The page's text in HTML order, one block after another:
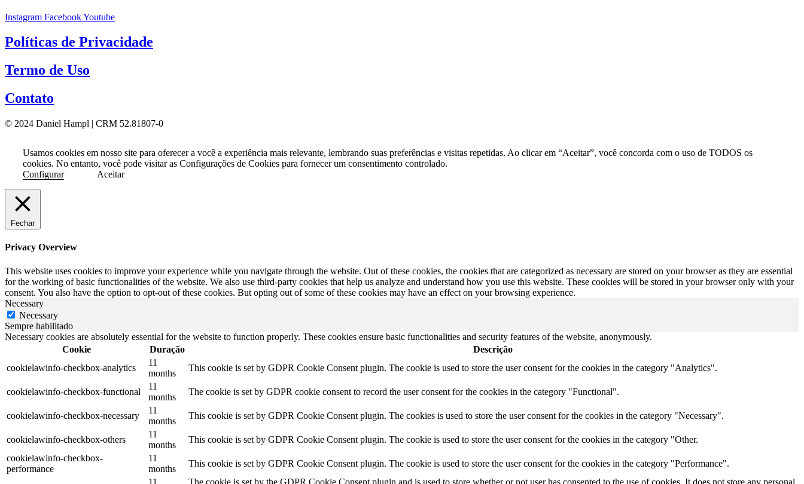
Instagram FacebookYoutube
Políticas de Privacidade
Termo de Uso
Contato
© 2024 Daniel Hampl | CRM 52.81807-0
Usamos cookies em nosso site para oferecer a você a experiência mais relevante, lembrando suas preferências e visitas repetidas. Ao clicar em “Aceitar”, você concorda com o uso de TODOS os
cookies. No entanto, você pode visitar as Configurações de Cookies para fornecer um consentimento controlado.
Configurar
Aceitar
Fechar
Privacy Overview
This website uses cookies to improve your experience while you navigate through the website. Out of these cookies, the cookies that are categorized as necessary are stored on your browser as they are essential
for the working of basic functionalities of the website. We also use third-party cookies that help us analyze and understand how you use this website. These cookies will be stored in your browser only with your
consent. You also have the option to opt-out of these cookies. But opting out of some of these cookies may have an effect on your browsing experience.
Necessary
Necessary
Sempre habilitado
Necessary cookies are absolutely essential for the website to function properly. These cookies ensure basic functionalities and security features of the website, anonymously.
Cookie
Duração
Descrição
cookielawinfo-checkbox-analytics
11
months
This cookie is set by GDPR Cookie Consent plugin. The cookie is used to store the user consent for the cookies in the category "Analytics".
cookielawinfo-checkbox-functional
11
months
The cookie is set by GDPR cookie consent to record the user consent for the cookies in the category "Functional".
cookielawinfo-checkbox-necessary
11
months
This cookie is set by GDPR Cookie Consent plugin. The cookies is used to store the user consent for the cookies in the category "Necessary".
cookielawinfo-checkbox-others
11
months
This cookie is set by GDPR Cookie Consent plugin. The cookie is used to store the user consent for the cookies in the category "Other.
cookielawinfo-checkbox-
performance
11
months
This cookie is set by GDPR Cookie Consent plugin. The cookie is used to store the user consent for the cookies in the category "Performance".
11 The cookie is set by the GDPR Cookie Consent plugin and is used to store whether or not user has consented to the use of cookies. It does not store any personal